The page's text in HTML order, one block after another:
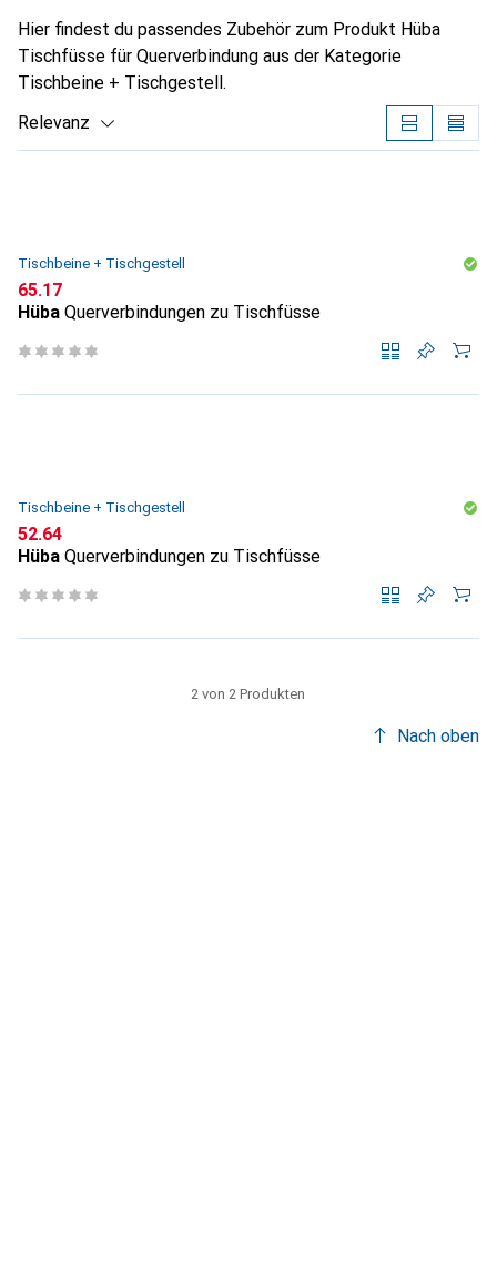
Hier findest du passendes Zubehör zum Produkt Hüba
Tischfüsse für Querverbindung aus der Kategorie
Tischbeine + Tischgestell.
Relevanz
Tischbeine + Tischgestell
CHF
65.17
Hüba Querverbindungen zu Tischfüsse
Tischbeine + Tischgestell
CHF
52.64
Hüba Querverbindungen zu Tischfüsse
2 von 2 Produkten
Nach oben